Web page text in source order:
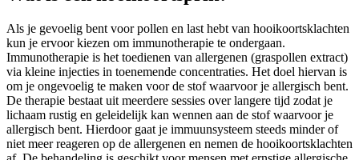
Als je gevoelig bent voor pollen en last hebt van hooikoortsklachten
kun je ervoor kiezen om immunotherapie te ondergaan.
Immunotherapie is het toedienen van allergenen (graspollen extract)
via kleine injecties in toenemende concentraties. Het doel hiervan is
om je ongevoelig te maken voor de stof waarvoor je allergisch bent.
De therapie bestaat uit meerdere sessies over langere tijd zodat je
lichaam rustig en geleidelijk kan wennen aan de stof waarvoor je
allergisch bent. Hierdoor gaat je immuunsysteem steeds minder of
niet meer reageren op de allergenen en nemen de hooikoortsklachten